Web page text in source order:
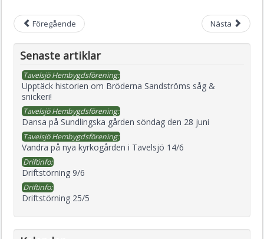
Föregående Nästa
Senaste artiklar
Tavelsjö Hembygdsförening:
Upptäck historien om Bröderna Sandströms såg &
snickeri!
Tavelsjö Hembygdsförening:
Dansa på Sundlingska gården söndag den 28 juni
Tavelsjö Hembygdsförening:
Vandra på nya kyrkogården i Tavelsjö 14/6
Driftinfo:
Driftstörning 9/6
Driftinfo:
Driftstörning 25/5